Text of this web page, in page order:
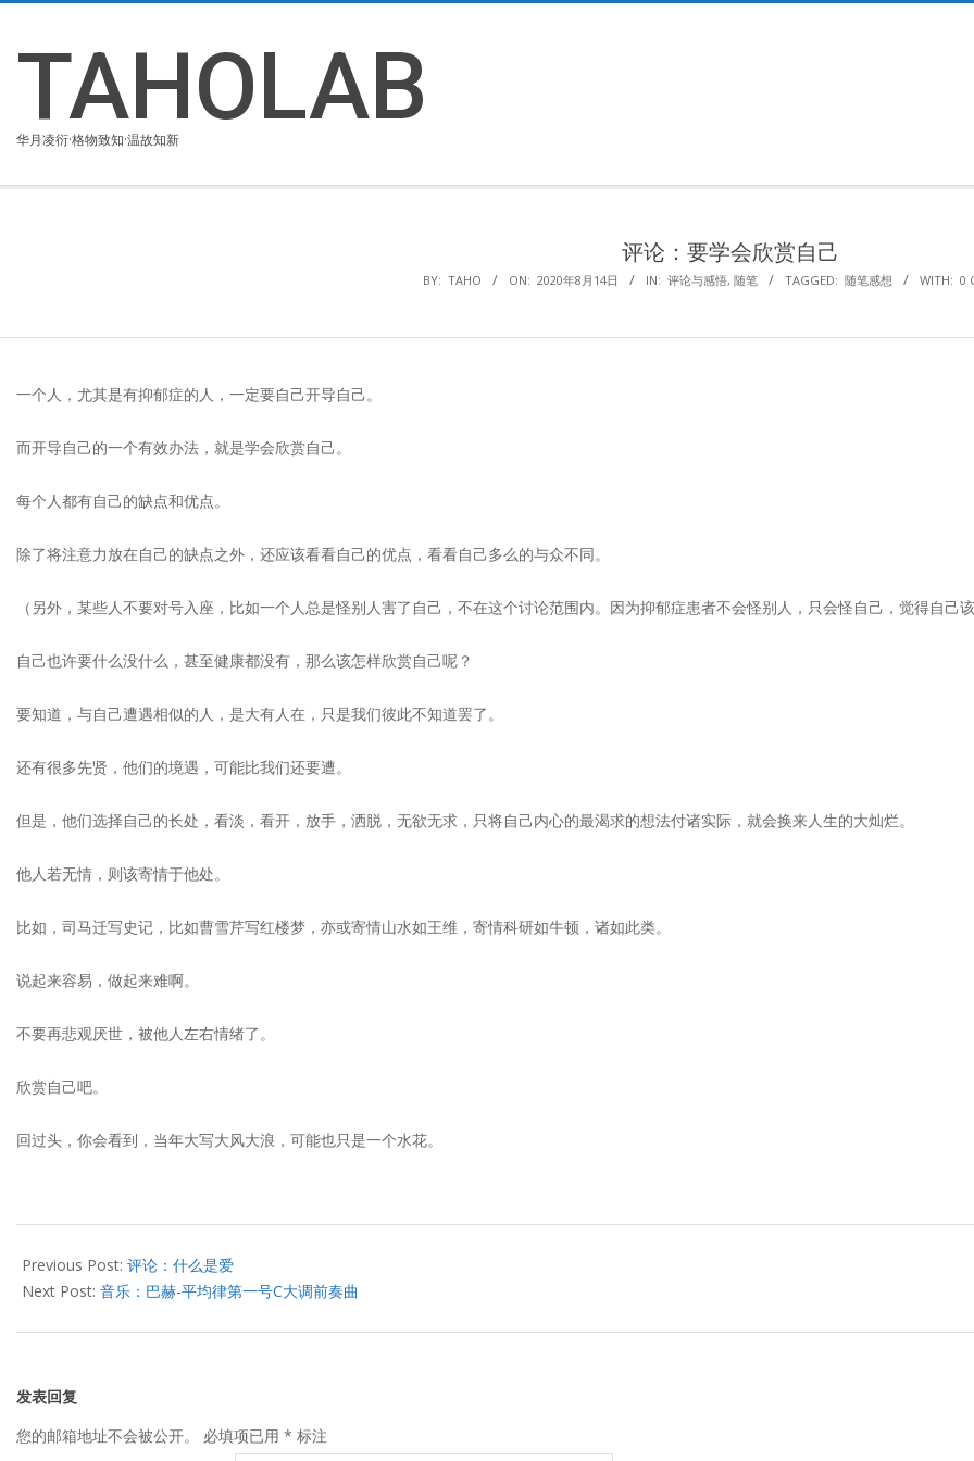
content
TAHOLAB
华月凌衍·格物致知·温故知新
评论：要学会欣赏自己
BY: TAHO ON: 2020年8月14日 IN: 评论与感悟, 随笔 TAGGED: 随笔感想 WITH: 0
一个人，尤其是有抑郁症的人，一定要自己开导自己。
而开导自己的一个有效办法，就是学会欣赏自己。
每个人都有自己的缺点和优点。
除了将注意力放在自己的缺点之外，还应该看看自己的优点，看看自己多么的与众不同。
（另外，某些人不要对号入座，比如一个人总是怪别人害了自己，不在这个讨论范围内。因为抑郁症患者不会怪别人，只会怪自己，觉得自己该
自己也许要什么没什么，甚至健康都没有，那么该怎样欣赏自己呢？
要知道，与自己遭遇相似的人，是大有人在，只是我们彼此不知道罢了。
还有很多先贤，他们的境遇，可能比我们还要遭。
但是，他们选择自己的长处，看淡，看开，放手，洒脱，无欲无求，只将自己内心的最渴求的想法付诸实际，就会换来人生的大灿烂。
他人若无情，则该寄情于他处。
比如，司马迁写史记，比如曹雪芹写红楼梦，亦或寄情山水如王维，寄情科研如牛顿，诸如此类。
说起来容易，做起来难啊。
不要再悲观厌世，被他人左右情绪了。
欣赏自己吧。
回过头，你会看到，当年大写大风大浪，可能也只是一个水花。
08-
14
Previous Post: 评论：什么是爱
Next Post: 音乐：巴赫-平均律第一号C大调前奏曲
发表回复
您的邮箱地址不会被公开。
必填项已用 * 标注